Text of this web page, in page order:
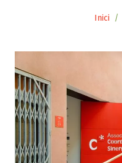
Inici